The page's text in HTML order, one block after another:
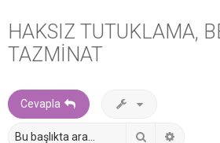
HAKSIZ TUTUKLAMA,
TAZMİNAT
Cevapla